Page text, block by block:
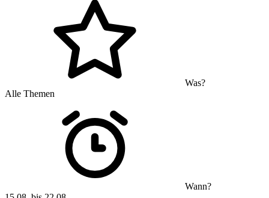
Was?
Alle Themen
Wann?